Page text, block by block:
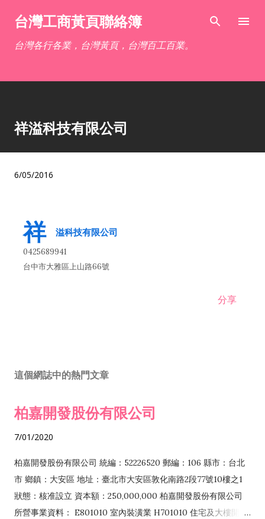
跳到主要內容
台灣工商黃頁聯絡簿
台灣各行各業，台灣黃頁，台灣百工百業。
祥溢科技有限公司
6/05/2016
祥 溢科技有限公司
0425689941
台中市大雅區上山路66號
分享
這個網誌中的熱門文章
柏嘉開發股份有限公司
7/01/2020
柏嘉開發股份有限公司 統編：52226520 郵編：106 縣市：台北
市 鄉鎮：大安區 地址：臺北市大安區敦化南路2段77號10樓之1
狀態：核准設立 資本額：250,000,000 柏嘉開發股份有限公司
所營事業資料： E801010 室內裝潢業 H701010 住宅及大樓開發